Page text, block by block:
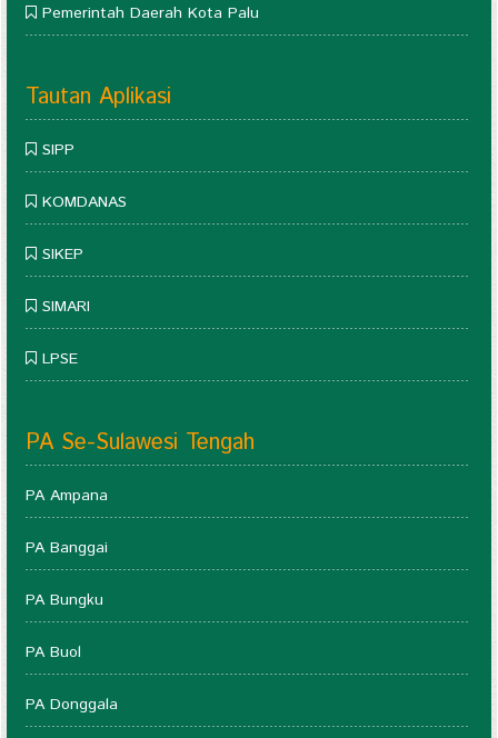
Pemerintah Daerah Kota Palu
Tautan Aplikasi
SIPP
KOMDANAS
SIKEP
SIMARI
LPSE
PA Se-Sulawesi Tengah
PA Ampana
PA Banggai
PA Bungku
PA Buol
PA Donggala